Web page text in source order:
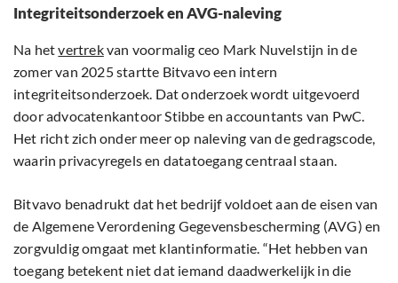
Integriteitsonderzoek en AVG-naleving
Na hetvertrekvan voormalig ceo Mark Nuvelstijn in de
zomer van 2025 startte Bitvavo een intern
integriteitsonderzoek. Dat onderzoek wordt uitgevoerd
door advocatenkantoor Stibbe en accountants van PwC.
Het richt zich onder meer op naleving van de gedragscode,
waarin privacyregels en datatoegang centraal staan.
Bitvavo benadrukt dat het bedrijf voldoet aan de eisen van
de Algemene Verordening Gegevensbescherming (AVG) en
zorgvuldig omgaat met klantinformatie. “Het hebben van
toegang betekent niet dat iemand daadwerkelijk in die